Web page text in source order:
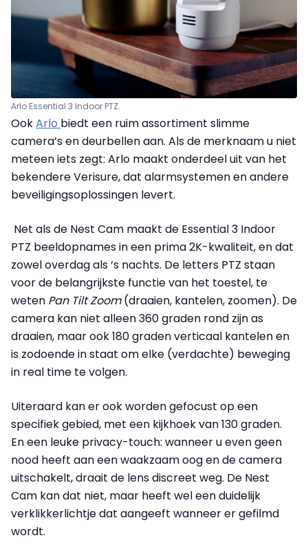
Arlo Essential 3 Indoor PTZ.
OokArlo biedt een ruim assortiment slimme
camera’s en deurbellen aan. Als de merknaam u niet
meteen iets zegt: Arlo maakt onderdeel uit van het
bekendere Verisure, dat alarmsystemen en andere
beveiligingsoplossingen levert.
Net als de Nest Cam maakt de Essential 3 Indoor
PTZ beeldopnames in een prima 2K-kwaliteit, en dat
zowel overdag als ‘s nachts. De letters PTZ staan
voor de belangrijkste functie van het toestel, te
weten Pan Tilt Zoom(draaien, kantelen, zoomen). De
camera kan niet alleen 360 graden rond zijn as
draaien, maar ook 180 graden verticaal kantelen en
is zodoende in staat om elke (verdachte) beweging
in real time te volgen.
Uiteraard kan er ook worden gefocust op een
specifiek gebied, met een kijkhoek van 130 graden.
En een leuke privacy-touch: wanneer u even geen
nood heeft aan een waakzaam oog en de camera
uitschakelt, draait de lens discreet weg. De Nest
Cam kan dat niet, maar heeft wel een duidelijk
verklikkerlichtje dat aangeeft wanneer er gefilmd
wordt.